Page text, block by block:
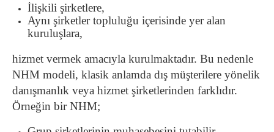
İlişkili şirketlere,
Aynı şirketler topluluğu içerisinde yer alan
kuruluşlara,
hizmet vermek amacıyla kurulmaktadır. Bu nedenle
NHM modeli, klasik anlamda dış müşterilere yönelik
danışmanlık veya hizmet şirketlerinden farklıdır.
Örneğin bir NHM;